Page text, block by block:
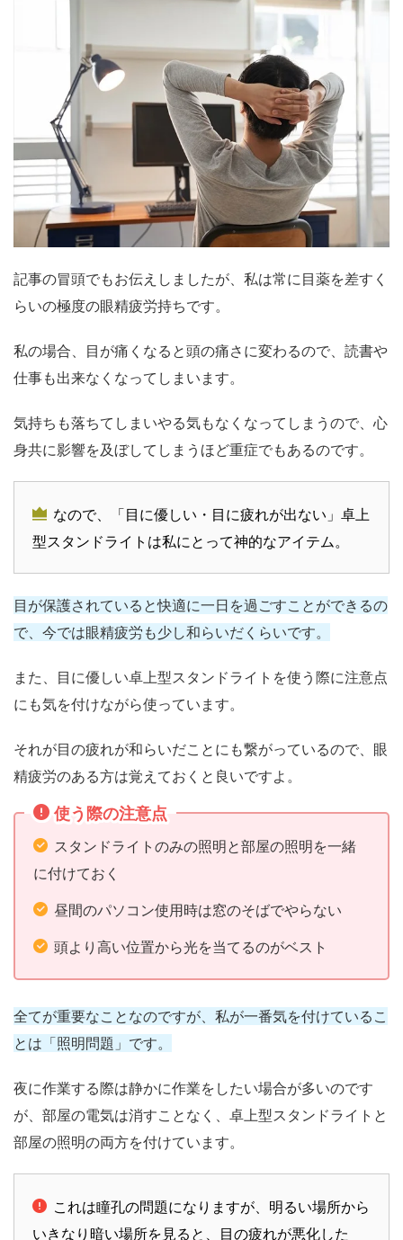
記事の冒頭でもお伝えしましたが、私は常に目薬を差すく
らいの極度の眼精疲労持ちです。
私の場合、目が痛くなると頭の痛さに変わるので、読書や
仕事も出来なくなってしまいます。
気持ちも落ちてしまいやる気もなくなってしまうので、心
身共に影響を及ぼしてしまうほど重症でもあるのです。
なので、「目に優しい・目に疲れが出ない」卓上
型スタンドライトは私にとって神的なアイテム。
目が保護されていると快適に一日を過ごすことができるの
で、今では眼精疲労も少し和らいだくらいです。
また、目に優しい卓上型スタンドライトを使う際に注意点
にも気を付けながら使っています。
それが目の疲れが和らいだことにも繋がっているので、眼
精疲労のある方は覚えておくと良いですよ。
使う際の注意点
スタンドライトのみの照明と部屋の照明を一緒
に付けておく
昼間のパソコン使用時は窓のそばでやらない
頭より高い位置から光を当てるのがベスト
全てが重要なことなのですが、私が一番気を付けているこ
とは「照明問題」です。
夜に作業する際は静かに作業をしたい場合が多いのです
が、部屋の電気は消すことなく、卓上型スタンドライトと
部屋の照明の両方を付けています。
これは瞳孔の問題になりますが、明るい場所から
いきなり暗い場所を見ると、目の疲れが悪化した